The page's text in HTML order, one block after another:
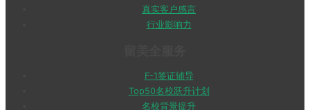
真实客户感言
行业影响力
F-1签证辅导
Top50名校跃升计划
名校背景提升